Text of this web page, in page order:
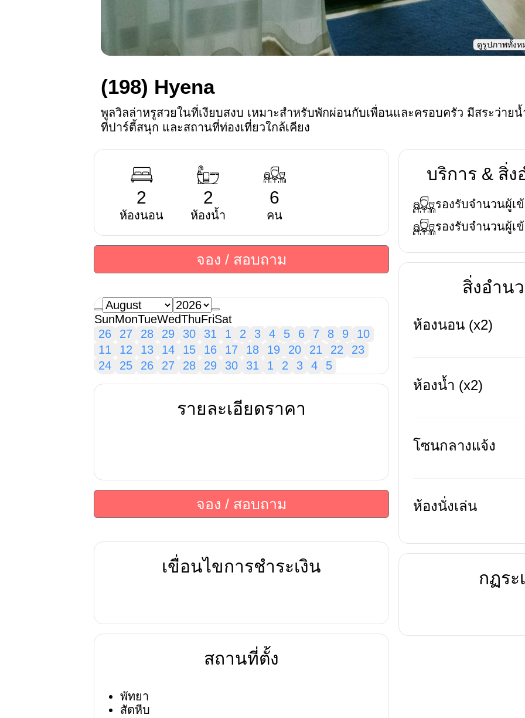
ดูรูปภาพทั้งห
(198) Hyena
พูลวิลล่าหรูสวยในที่เงียบสงบ เหมาะสำหรับพักผ่อนกับเพื่อนและครอบครัว มีสระว่าย
ที่ปาร์ตี้สนุก และสถานที่ท่องเที่ยวใกล้เคียง
2
ห้องนอน
2
ห้องน้ำ
6
คน
จอง / สอบถาม
SunMonTueWedThuFriSat
26
27 28 29 30 31 1 2 3 4 5 6 7 8 9
10
11
12 13 14 15 16 17 18 19 20 21 22
23
24
25 26 27 28 29 30 31 1 2 3 4 5
รายละเอียดราคา
จอง / สอบถาม
เขื่อนไขการชำระเงิน
สถานที่ตั้ง
พัทยา
สัตหีบ
บริการ & สิ่
รองรับจำนวนผู้เ
รองรับจำนวนผู้เ
สิ่งอำน
ห้องนอน (x2)
ห้องน้ำ (x2)
โซนกลางแจ้ง
ห้องนั่งเล่น
กฏร